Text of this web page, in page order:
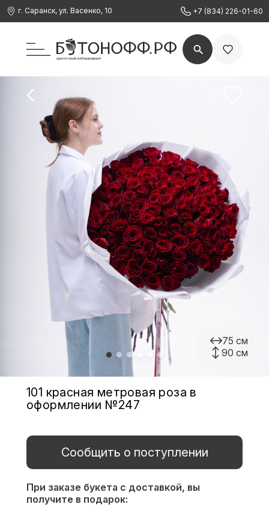
г. Саранск, ул. Васенко, 10 +7 (834) 226-01-60
75 см
90 см
101 красная метровая роза в
оформлении №247
Сообщить о поступлении
При заказе букета с доставкой, вы
получите в подарок: